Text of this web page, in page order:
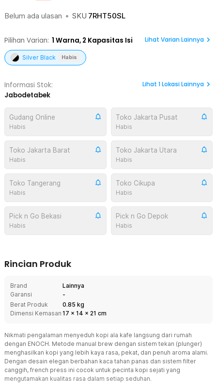
Belum ada ulasan • SKU 7RHT50SL
Pilihan Varian: 1 Warna, 2 Kapasitas Isi Lihat Varian Lainnya
Silver Black Habis
Informasi Stok:
Jabodetabek
Lihat 1Lokasi Lainnya
Gudang Online
Habis
Toko Jakarta Pusat
Habis
Toko Jakarta Barat
Habis
Toko Jakarta Utara
Habis
Toko Tangerang
Habis
Toko Cikupa
Habis
Pick n Go Bekasi
Habis
Pick n Go Depok
Habis
Rincian Produk
Brand
Lainnya
Garansi
-
Berat Produk
0.85 kg
Dimensi Kemasan 17 x 14 x 21 cm
Nikmati pengalaman menyeduh kopi ala kafe langsung dari rumah
dengan ENOCH. Metode manual brew dengan sistem tekan (plunger)
menghasilkan kopi yang lebih kaya rasa, pekat, dan penuh aroma alami.
Dengan desain elegan berbahan kaca tahan panas dan sistem filter
canggih, french press ini cocok untuk pecinta kopi sejati yang
mengutamakan kualitas rasa dalam setiap seduhan.